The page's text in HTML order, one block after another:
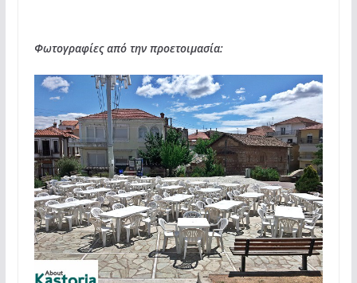
Φωτογραφίες από την προετοιμασία: